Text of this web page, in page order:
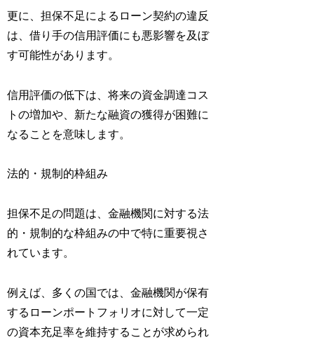
更に、担保不足によるローン契約の違反
は、借り手の信用評価にも悪影響を及ぼ
す可能性があります。
信用評価の低下は、将来の資金調達コス
トの増加や、新たな融資の獲得が困難に
なることを意味します。
法的・規制的枠組み
担保不足の問題は、金融機関に対する法
的・規制的な枠組みの中で特に重要視さ
れています。
例えば、多くの国では、金融機関が保有
するローンポートフォリオに対して一定
の資本充足率を維持することが求められ